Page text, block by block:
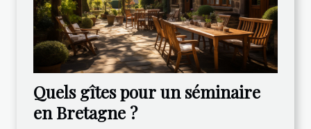
Quels gîtes pour un séminaire
en Bretagne ?